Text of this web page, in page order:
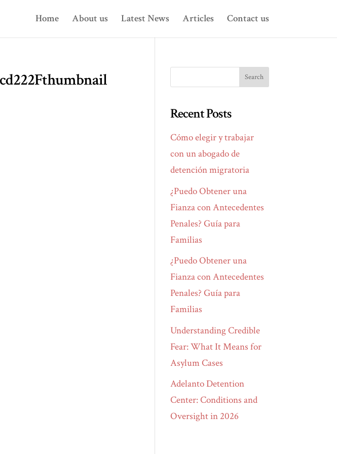
Home About us Latest News Articles Contact us
Recent Posts
Cómo elegir y trabajar
con un abogado de
detención migratoria
¿Puedo Obtener una
Fianza con Antecedentes
Penales? Guía para
Familias
¿Puedo Obtener una
Fianza con Antecedentes
Penales? Guía para
Familias
Understanding Credible
Fear: What It Means for
Asylum Cases
Adelanto Detention
Center: Conditions and
Oversight in 2026